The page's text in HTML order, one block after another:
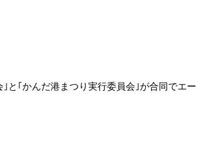
と｢かんだ港まつり実行委員会｣が合同でエー